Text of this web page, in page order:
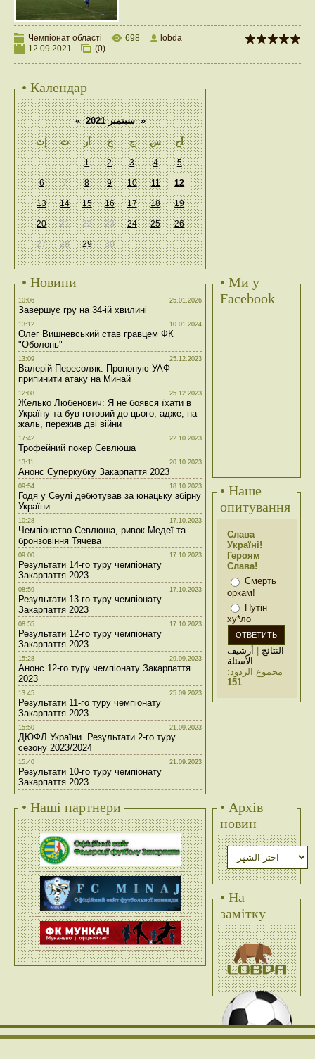
Чемпіонат області 698
lobda
12.09.2021
(0)
• Календар
« سبتمبر 2021 »
إث
ث أر خ ج س أح
1 2 3 4 5
6 7 8 9 10 11 12
13 14 15 16 17 18 19
20 21 22 23 24 25 26
27 28 29 30
• Новини
10:06 25.01.2026
Завершує гру на 34-ій хвилині
13:12 10.01.2024
Олег Вишневський став гравцем ФК
"Оболонь"
13:09 25.12.2023
Валерій Пересоляк: Пропоную УАФ
припинити атаку на Минай
12:08 25.12.2023
Желько Любенович: Я не боявся їхати в
Україну та був готовий до цього, адже, на
жаль, пережив дві війни
17:42 22.10.2023
Трофейний покер Севлюша
13:11 20.10.2023
Анонс Суперкубку Закарпаття 2023
09:54 18.10.2023
Годя у Сеулі дебютував за юнацьку збірну
України
10:28 17.10.2023
Чемпіонство Севлюша, ривок Медеї та
бронзовіння Тячева
09:00 17.10.2023
Результати 14-го туру чемпіонату
Закарпаття 2023
08:59 17.10.2023
Результати 13-го туру чемпіонату
Закарпаття 2023
08:55 17.10.2023
Результати 12-го туру чемпіонату
Закарпаття 2023
15:28 29.09.2023
Анонс 12-го туру чемпіонату Закарпаття
2023
13:45 25.09.2023
Результати 11-го туру чемпіонату
Закарпаття 2023
15:50 21.09.2023
ДЮФЛ України. Результати 2-го туру
сезону 2023/2024
15:40 21.09.2023
Результати 10-го туру чемпіонату
Закарпаття 2023
• Ми у
Facebook
• Наше
опитування
Слава
Україні!
Героям
Слава!
Смерть
оркам!
Путін
ху*ло
النتائج | أرشيف
الأسئلة
مجموع الردود:
151
• Наші партнери
• Архів
новин
• На
замітку